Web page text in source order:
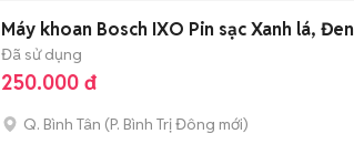
Máy khoan Bosch IXO Pin sạc Xanh lá, Đen
Đã sử dụng
250.000 đ
Q. Bình Tân (P. Bình Trị Đông mới)